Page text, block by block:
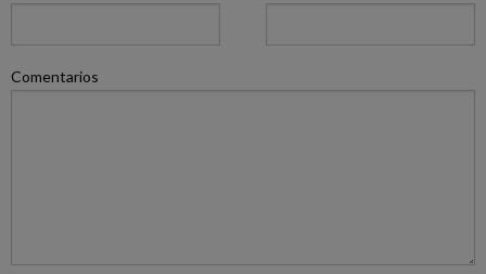
Comentarios